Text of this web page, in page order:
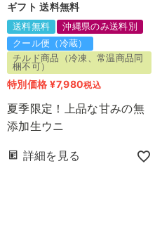
ギフト 送料無料
送料無料
沖縄県のみ送料別
クール便（冷蔵）
チルド商品（冷凍、常温商品同
梱不可）
特別価格 ¥7,980税込
夏季限定！上品な甘みの無
添加生ウニ
詳細を見る